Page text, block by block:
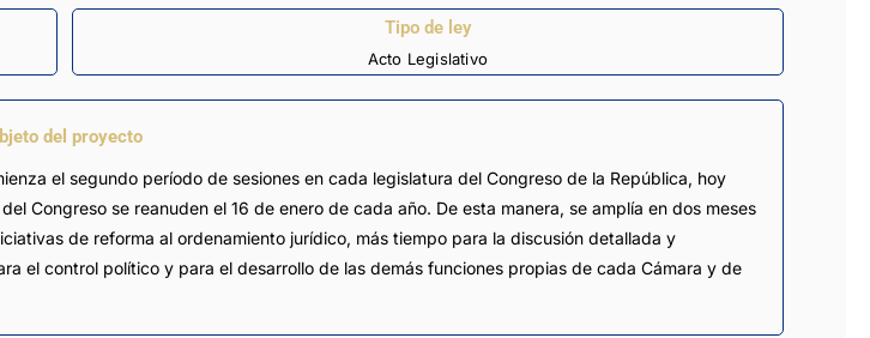
Tipo de ley
Acto Legislativo
del proyecto
el segundo período de sesiones en cada legislatura del Congreso de la República, hoy
Congreso se reanuden el 16 de enero de cada año. De esta manera, se amplía en dos meses
de reforma al ordenamiento jurídico, más tiempo para la discusión detallada y
el control político y para el desarrollo de las demás funciones propias de cada Cámara y de